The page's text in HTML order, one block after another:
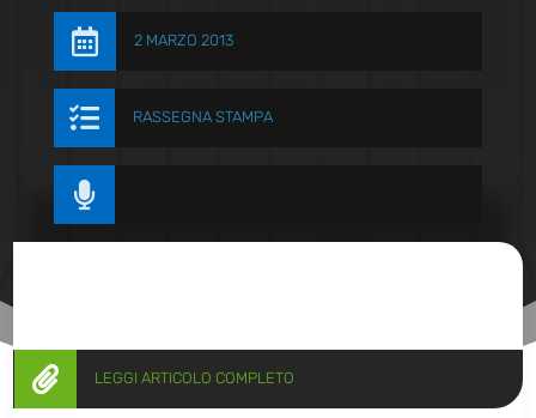
 2 MARZO 2013
 RASSEGNA STAMPA

 LEGGI ARTICOLO COMPLETO